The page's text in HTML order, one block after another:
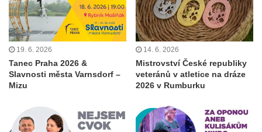
19. 6. 2026
Tanec Praha 2026 &
Slavnosti města Varnsdorf –
Mizu
14. 6. 2026
Mistrovství České republiky
veteránů v atletice na dráze
2026 v Rumburku